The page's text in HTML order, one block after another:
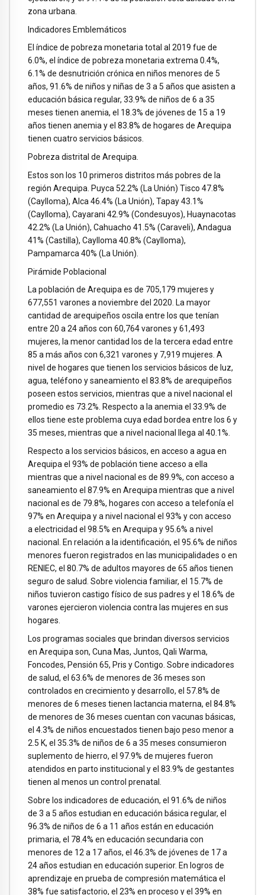
zona urbana.
Indicadores Emblemáticos
El índice de pobreza monetaria total al 2019 fue de
6.0%, el índice de pobreza monetaria extrema 0.4%,
6.1% de desnutrición crónica en niños menores de 5
años, 91.6% de niños y niñas de 3 a 5 años que asisten a
educación básica regular, 33.9% de niños de 6 a 35
meses tienen anemia, el 18.3% de jóvenes de 15 a 19
años tienen anemia y el 83.8% de hogares de Arequipa
tienen cuatro servicios básicos.
Pobreza distrital de Arequipa.
Estos son los 10 primeros distritos más pobres de la
región Arequipa. Puyca 52.2% (La Unión) Tisco 47.8%
(Caylloma), Alca 46.4% (La Unión), Tapay 43.1%
(Caylloma), Cayarani 42.9% (Condesuyos), Huaynacotas
42.2% (La Unión), Cahuacho 41.5% (Caraveli), Andagua
41% (Castilla), Caylloma 40.8% (Caylloma),
Pampamarca 40% (La Unión).
Pirámide Poblacional
La población de Arequipa es de 705,179 mujeres y
677,551 varones a noviembre del 2020. La mayor
cantidad de arequipeños oscila entre los que tenían
entre 20 a 24 años con 60,764 varones y 61,493
mujeres, la menor cantidad los de la tercera edad entre
85 a más años con 6,321 varones y 7,919 mujeres. A
nivel de hogares que tienen los servicios básicos de luz,
agua, teléfono y saneamiento el 83.8% de arequipeños
poseen estos servicios, mientras que a nivel nacional el
promedio es 73.2%. Respecto a la anemia el 33.9% de
ellos tiene este problema cuya edad bordea entre los 6 y
35 meses, mientras que a nivel nacional llega al 40.1%.
Respecto a los servicios básicos, en acceso a agua en
Arequipa el 93% de población tiene acceso a ella
mientras que a nivel nacional es de 89.9%, con acceso a
saneamiento el 87.9% en Arequipa mientras que a nivel
nacional es de 79.8%, hogares con acceso a telefonía el
97% en Arequipa y a nivel nacional el 93% y con acceso
a electricidad el 98.5% en Arequipa y 95.6% a nivel
nacional. En relación a la identificación, el 95.6% de niños
menores fueron registrados en las municipalidades o en
RENIEC, el 80.7% de adultos mayores de 65 años tienen
seguro de salud. Sobre violencia familiar, el 15.7% de
niños tuvieron castigo físico de sus padres y el 18.6% de
varones ejercieron violencia contra las mujeres en sus
hogares.
Los programas sociales que brindan diversos servicios
en Arequipa son, Cuna Mas, Juntos, Qali Warma,
Foncodes, Pensión 65, Pris y Contigo. Sobre indicadores
de salud, el 63.6% de menores de 36 meses son
controlados en crecimiento y desarrollo, el 57.8% de
menores de 6 meses tienen lactancia materna, el 84.8%
de menores de 36 meses cuentan con vacunas básicas,
el 4.3% de niños encuestados tienen bajo peso menor a
2.5 K, el 35.3% de niños de 6 a 35 meses consumieron
suplemento de hierro, el 97.9% de mujeres fueron
atendidos en parto institucional y el 83.9% de gestantes
tienen al menos un control prenatal.
Sobre los indicadores de educación, el 91.6% de niños
de 3 a 5 años estudian en educación básica regular, el
96.3% de niños de 6 a 11 años están en educación
primaria, el 78.4% en educación secundaria con
menores de 12 a 17 años, el 46.3% de jóvenes de 17 a
24 años estudian en educación superior. En logros de
aprendizaje en prueba de compresión matemática el
38% fue satisfactorio, el 23% en proceso y el 39% en